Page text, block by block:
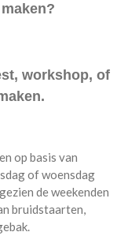
workshop, of
op basis van
of woensdag
de weekenden
bruidstaarten,